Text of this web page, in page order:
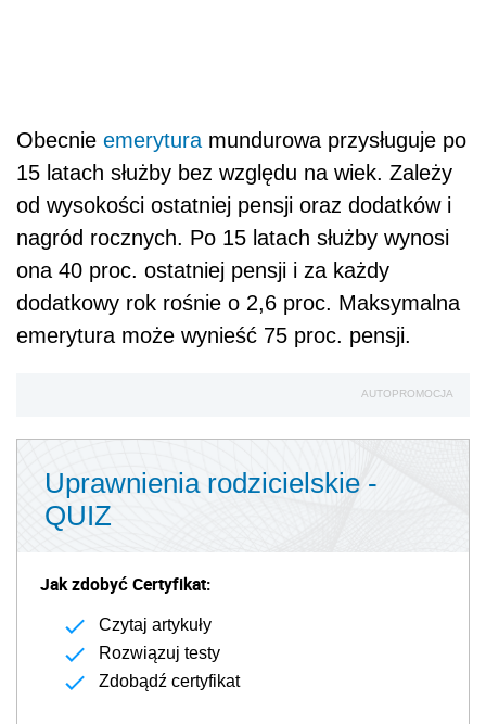
Obecnie emerytura mundurowa przysługuje po
15 latach służby bez względu na wiek. Zależy
od wysokości ostatniej pensji oraz dodatków i
nagród rocznych. Po 15 latach służby wynosi
ona 40 proc. ostatniej pensji i za każdy
dodatkowy rok rośnie o 2,6 proc. Maksymalna
emerytura może wynieść 75 proc. pensji.
AUTOPROMOCJA
Uprawnienia rodzicielskie -
QUIZ
Jak zdobyć Certyfikat:
Czytaj artykuły
Rozwiązuj testy
Zdobądź certyfikat